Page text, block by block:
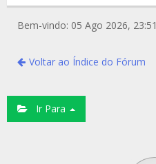
Bem-vindo: 05 Ago 2026, 23:51
Voltar ao Índice do Fórum
Ir Para